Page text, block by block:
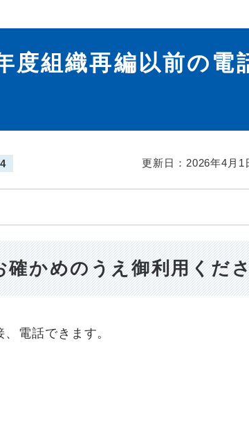
度組織再編以前の電
更新日：2026年4月1
確かめのうえ御利用くだ
電話できます。